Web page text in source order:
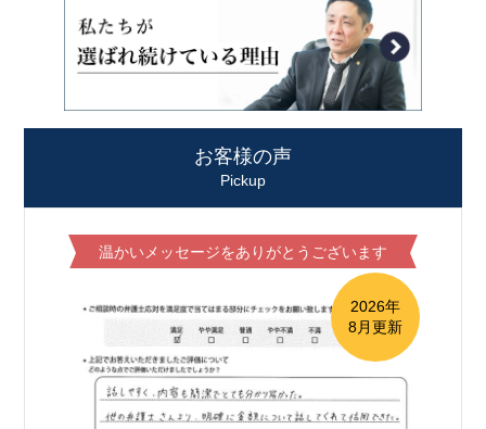
お客様の声
Pickup
温かいメッセージをありがとうございます
2026年
8月更新